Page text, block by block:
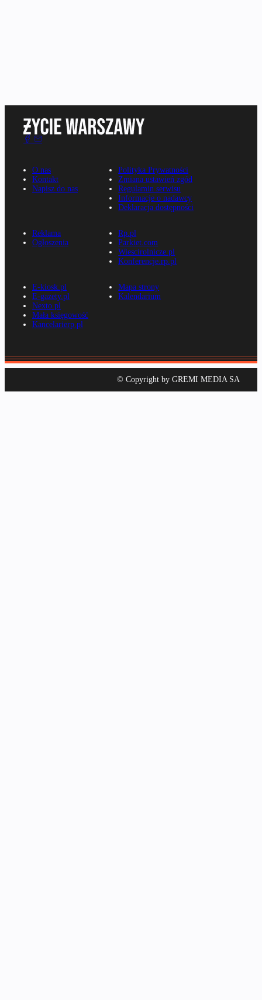
O nas
Kontakt
Napisz do nas
Polityka Prywatności
Zmiana ustawień zgód
Regulamin serwisu
Informacje o nadawcy
Deklaracja dostępności
Reklama
Ogłoszenia
Rp.pl
Parkiet.com
Wiescirolnicze.pl
Konferencje.rp.pl
E-kiosk.pl
E-gazety.pl
Nexto.pl
Mała księgowość
Kancelarierp.pl
Mapa strony
Kalendarium
© Copyright by GREMI MEDIA SA